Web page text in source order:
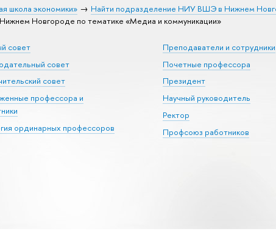
школа экономики» Найти подразделение НИУ ВШЭ в Нижнем
Новгороде по тематике «Медиа и коммуникации»
совет
совет
совет
профессора и
ординарных профессоров
Преподаватели и сотрудники
Почетные профессора
Президент
Научный руководитель
Ректор
Профсоюз работников